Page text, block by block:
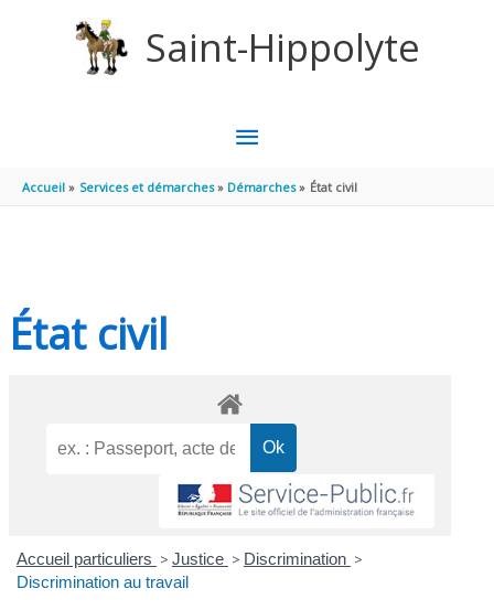
Saint-Hippolyte
MENU
PRINCIPAL
Accueil Services et démarches Démarches État civil
État civil
Accueil particuliers > Justice > Discrimination >
Discrimination au travail